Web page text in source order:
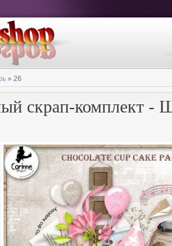
» 26
скрап-комплект -